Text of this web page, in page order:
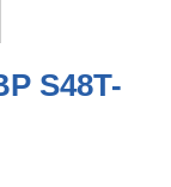
S48T-